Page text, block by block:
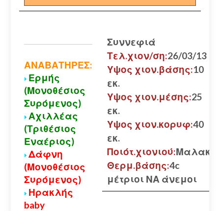
ΑΝΑΒΑΤΗΡΕΣ:
Ερμής
(Μονοθέσιος
Συρόμενος)
Αχιλλέας
(Τριθέσιος
Εναέριος)
Δάφνη
(Μονοθέσιος
Συρόμενος)
Ηρακλής
baby
Συννεφιά
Τελ.χιον/ση:26/03/13
Υψος χιον.βάσης:10
εκ.
Υψος χιον.μέσης:25
εκ.
Υψος χιον.κορυφ:40
εκ.
Ποιότ.χιονιού:Μαλακό
Θερμ.βάσης:4c
μέτριοι ΝΑ άνεμοι